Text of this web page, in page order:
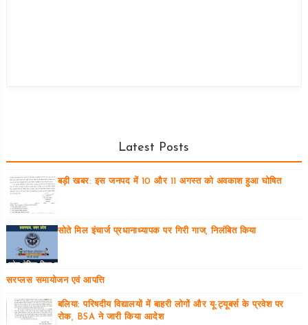
Latest Posts
बड़ी खबर: इस जनपद में 10 और 11 अगस्त को अवकाश हुआ घोषित
सोते मिल इंचार्ज प्रधानाध्यापक पर गिरी गाज, निलंबित किया
सरप्लस समायोजन एवं आपत्ति
बलिया: परिषदीय विद्यालयों में बाहरी लोगों और यू-ट्यूबर्स के प्रवेश पर
रोक, BSA ने जारी किया आदेश